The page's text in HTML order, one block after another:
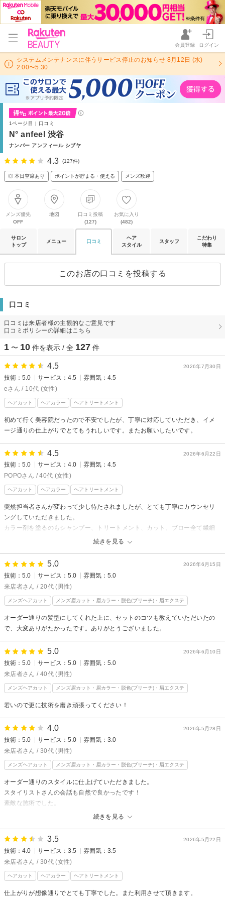
会員登録 ログイン
システムメンテナンスに伴うサービス停止のお知らせ 8月12日 (水)
2:00〜5:30
1ページ目 | 口コミ
N° anfeel 渋谷
ナンバー アンフィール シブヤ
4.3 (127件)
◎ 本日空席あり ポイントが貯まる・使える メンズ歓迎
メンズ優先
OFF
地図
口コミ投稿
(127)
お気に入り
(482)
サロン
トップ
メニュー 口コミ
ヘア
スタイル
スタッフ
こだわり
特集
このお店の口コミを投稿する
口コミ
口コミは来店者様の主観的なご意見です
口コミポリシーの詳細はこちら
1 〜 10 件を表示 / 全 127 件
2026年7月30日
4.5
技術：5.0 サービス：4.5
雰囲気：4.5
eさん / 10代 (女性)
ヘアカット ヘアカラー ヘアトリートメント
初めて行く美容院だったので不安でしたが、丁寧に対応していただき、イメ
ージ通りの仕上がりでとてもうれしいです。またお願いしたいです。
2026年6月22日
4.5
技術：5.0 サービス：4.0
雰囲気：4.5
POPOさん / 40代 (女性)
ヘアカット ヘアカラー ヘアトリートメント
続きを見る
突然担当者さんが変わって少し待たされましたが、とても丁寧にカウンセリ
ングしていただきました。
カラー剤を塗るのもシャンプー、トリートメント、カット、ブロー全て繊細
でとても丁寧に仕上げていただきました！
2026年6月15日
5.0
技術：5.0 サービス：5.0
雰囲気：5.0
来店者さん / 20代 (男性)
メンズヘアカット メンズ眉カット・眉カラー・脱色(ブリーチ)・眉エクステ
オーダー通りの髪型にしてくれた上に、セットのコツも教えていただいたの
で、大変ありがたかったです。ありがとうございました。
2026年6月10日
5.0
技術：5.0 サービス：5.0
雰囲気：5.0
来店者さん / 40代 (男性)
メンズヘアカット メンズ眉カット・眉カラー・脱色(ブリーチ)・眉エクステ
若いので更に技術を磨き頑張ってください！
2026年5月28日
4.0
技術：5.0 サービス：5.0
雰囲気：3.0
来店者さん / 30代 (男性)
メンズヘアカット メンズ眉カット・眉カラー・脱色(ブリーチ)・眉エクステ
続きを見る
オーダー通りのスタイルに仕上げていただきました。
スタイリストさんの会話も自然で良かったです！
素敵な施術でした。
場所柄若い方が多いので少し気後れ感がありました。
2026年5月22日
3.5
技術：4.0 サービス：3.5
雰囲気：3.5
来店者さん / 30代 (女性)
ヘアカット ヘアカラー ヘアトリートメント
仕上がりが想像通りでとても丁寧でした。また利用させて頂きます。